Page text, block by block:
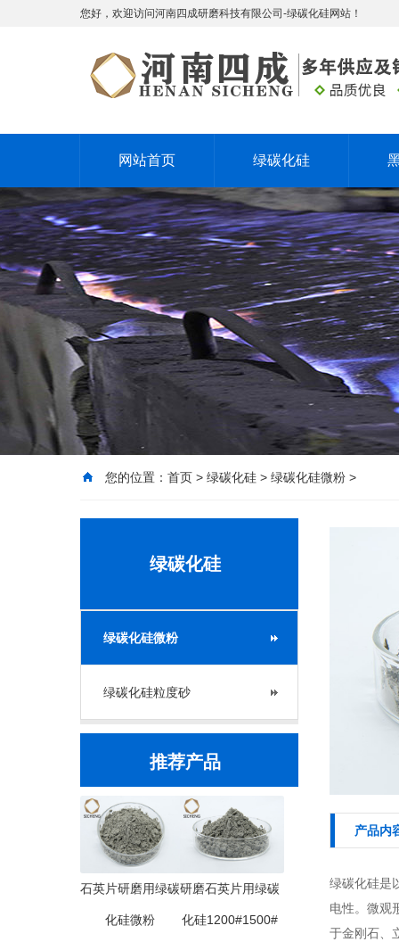
您好，欢迎访问河南四成研磨科技有限公司-绿碳化硅网站！
网站首页 绿碳化硅
您的位置： 首页 > 绿碳化硅 > 绿碳化硅微粉 >
绿碳化硅
绿碳化硅微粉
绿碳化硅粒度砂
推荐产品
石英片研磨用绿碳
化硅微粉
研磨石英片用绿碳
化硅1200#1500#
产品内
绿碳化硅是
电性。微观
于金刚石、